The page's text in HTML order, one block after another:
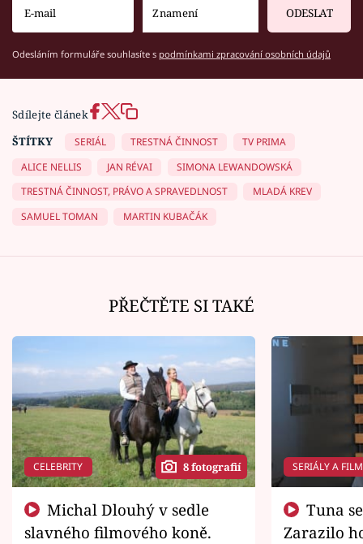
ODESLAT
Odesláním formuláře souhlasíte s podmínkami zpracování osobních údajů
Sdílejte článek
ŠTÍTKY
SERIÁL TRESTNÁ ČINNOST
TV PRIMA
ALICE NELLIS
JAN RÉVAI
SIMONA LEWANDOWSKÁ
TRESTNÁ ČINNOST, PRÁVO A SPRAVEDLNOST
MLADÁ KREV
SAMUEL TOMAN
MARTIN KUBAČÁK
PŘEČTĚTE SI TAKÉ
CELEBRITY 8 fotografií
slavného filmového koně.
SERIÁLY A
Zarazilo